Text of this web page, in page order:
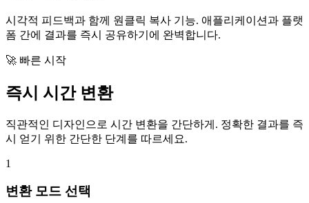
시각적 피드백과 함께 원클릭 복사 기능. 애플리케이션과 플랫
폼 간에 결과를 즉시 공유하기에 완벽합니다.
🚀 빠른 시작
즉시 시간 변환
직관적인 디자인으로 시간 변환을 간단하게. 정확한 결과를 즉
시 얻기 위한 간단한 단계를 따르세요.
1
변환 모드 선택